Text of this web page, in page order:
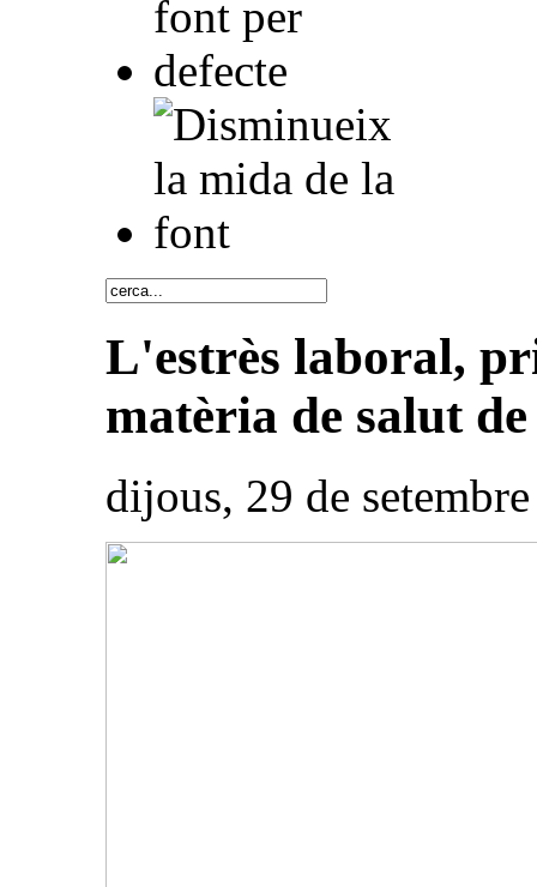
L'estrès laboral,
matèria de salut de
dijous, 29 de